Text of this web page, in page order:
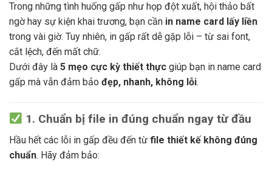
Trong những tình huống gấp như họp đột xuất, hội thảo bất
ngờ hay sự kiện khai trương, bạn cần in name card lấy liền
trong vài giờ. Tuy nhiên, in gấp rất dễ gặp lỗi – từ sai font,
cắt lệch, đến mất chữ.
Dưới đây là 5 mẹo cực kỳ thiết thực giúp bạn in name card
gấp mà vẫn đảm bảo đẹp, nhanh, không lỗi.
1. Chuẩn bị file in đúng chuẩn ngay từ đầu
Hầu hết các lỗi in gấp đều đến từ file thiết kế không đúng
chuẩn. Hãy đảm bảo: